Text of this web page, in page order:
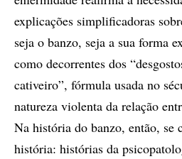
explicações simplificadoras
seja o banzo, seja a sua forma
como decorrentes dos
cativeiro”, fórmula usada no
natureza violenta da relação
Na história do banzo, então, se
história: histórias da